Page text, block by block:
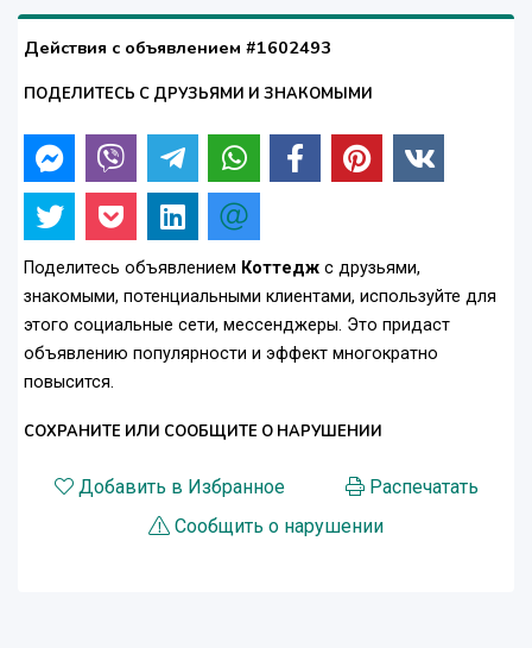
Действия с объявлением #1602493
ПОДЕЛИТЕСЬ С ДРУЗЬЯМИ И ЗНАКОМЫМИ
Поделитесь объявлением Коттедж с друзьями,
знакомыми, потенциальными клиентами, используйте для
этого социальные сети, мессенджеры. Это придаст
объявлению популярности и эффект многократно
повысится.
СОХРАНИТЕ ИЛИ СООБЩИТЕ О НАРУШЕНИИ
Добавить в Избранное
Распечатать
Сообщить о нарушении